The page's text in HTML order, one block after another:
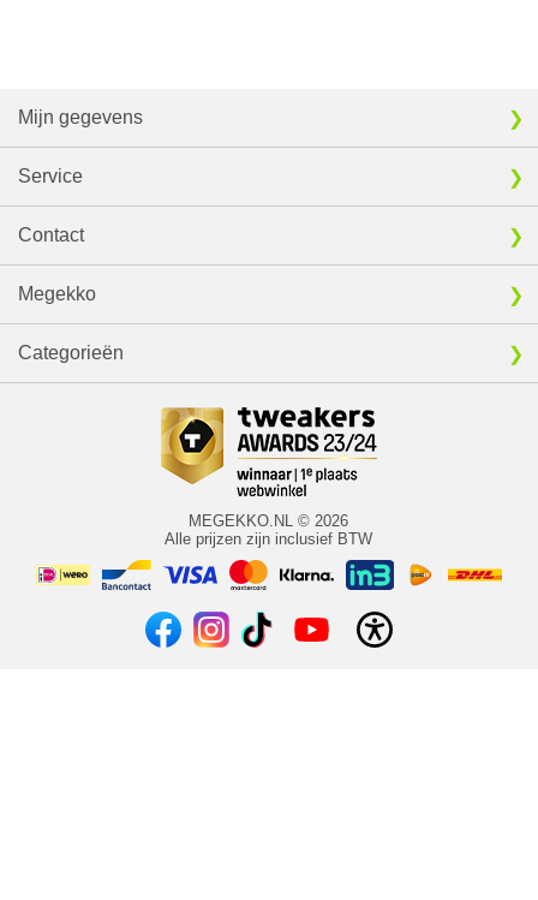
Mijn gegevens
Service
Contact
Megekko
Categorieën
MEGEKKO.NL © 2026
Alle prijzen zijn inclusief BTW